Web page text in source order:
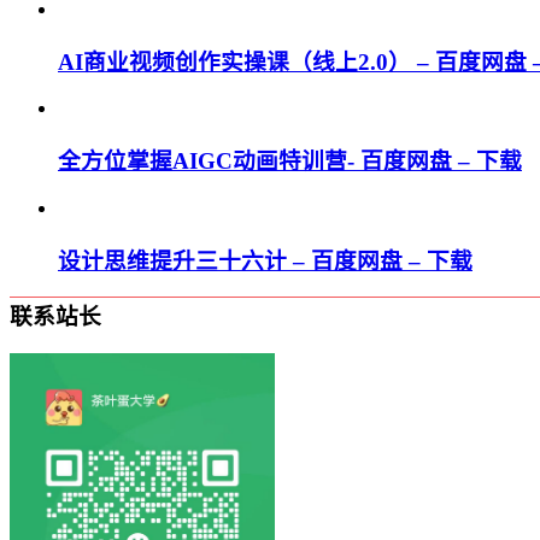
AI商业视频创作实操课（线上2.0） – 百度网盘
全方位掌握AIGC动画特训营- 百度网盘 – 下载
设计思维提升三十六计 – 百度网盘 – 下载
联系站长